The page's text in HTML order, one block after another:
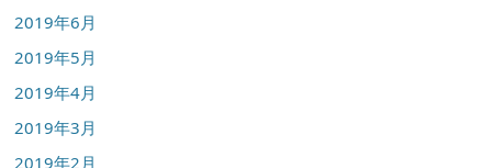
2019年6月
2019年5月
2019年4月
2019年3月
2019年2月